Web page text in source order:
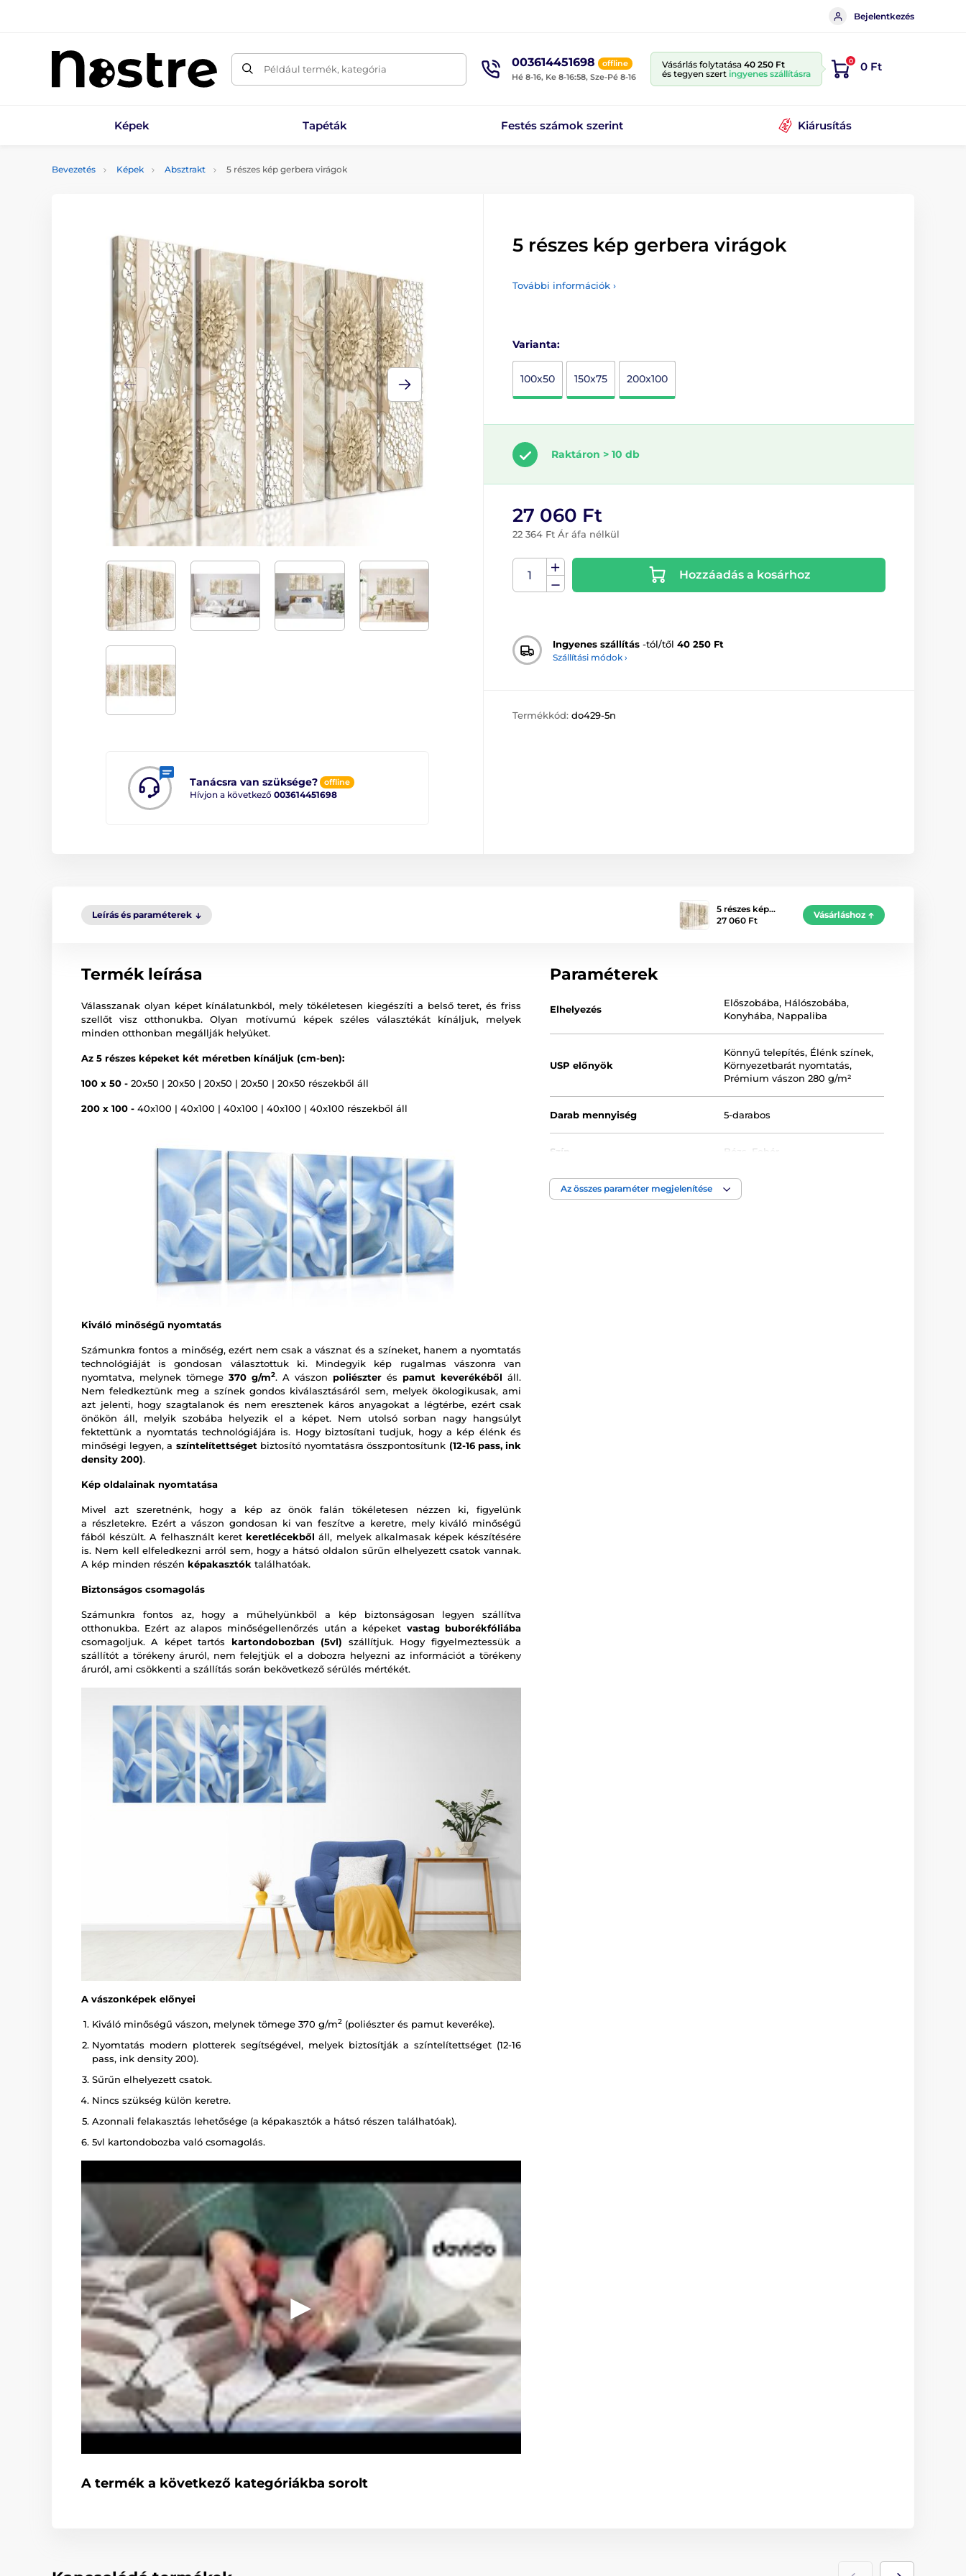
Bejelentkezés
Például termék, kategória 003614451698
offline
Hé 8-16, Ke 8-16:58, Sze-Pé 8-16
Vásárlás folytatása 40 250 Ft
és tegyen szert ingyenes szállításra
0 0 Ft
Képek Tapéták Festés számok szerint Kiárusítás
Bevezetés Képek Absztrakt 5 részes kép gerbera virágok
Tanácsra van szüksége? offline
Hívjon a következő 003614451698
5 részes kép gerbera virágok
További információk ›
Varianta:
100x50 150x75 200x100
Raktáron > 10 db
27 060 Ft
22 364 Ft Ár áfa nélkül
Hozzáadás a kosárhoz
Ingyenes szállítás -tól/től 40 250 Ft
Szállítási módok ›
Termékkód: do429-5n
Leírás és paraméterek
5 részes kép…
27 060 Ft
Vásárláshoz
Termék leírása
Válasszanak olyan képet kínálatunkból, mely tökéletesen kiegészíti a belső teret, és friss
szellőt visz otthonukba. Olyan motívumú képek széles választékát kínáljuk, melyek
minden otthonban megállják helyüket.
Az 5 részes képeket két méretben kínáljuk (cm-ben):
100 x 50 - 20x50 | 20x50 | 20x50 | 20x50 | 20x50 részekből áll
200 x 100 - 40x100 | 40x100 | 40x100 | 40x100 | 40x100 részekből áll
Kiváló minőségű nyomtatás
Számunkra fontos a minőség, ezért nem csak a vásznat és a színeket, hanem a nyomtatás
technológiáját is gondosan választottuk ki. Mindegyik kép rugalmas vászonra van
nyomtatva, melynek tömege370 g/m2. A vászon poliészter és pamut keverékéből áll.
Nem feledkeztünk meg a színek gondos kiválasztásáról sem, melyek ökologikusak, ami
azt jelenti, hogy szagtalanok és nem eresztenek káros anyagokat a légtérbe, ezért csak
önökön áll, melyik szobába helyezik el a képet. Nem utolsó sorban nagy hangsúlyt
fektettünk a nyomtatás technológiájára is. Hogy biztosítani tudjuk, hogy a kép élénk és
minőségi legyen, a színtelítettséget biztosító nyomtatásra összpontosítunk (12-16 pass, ink
density 200).
Kép oldalainak nyomtatása
Mivel azt szeretnénk, hogy a kép az önök falán tökéletesen nézzen ki, figyelünk
a részletekre. Ezért a vászon gondosan ki van feszítve a keretre, mely kiváló minőségű
fából készült. A felhasznált keret keretlécekből áll, melyek alkalmasak képek készítésére
is. Nem kell elfeledkezni arról sem, hogy a hátsó oldalon sűrűn elhelyezett csatok vannak.
A kép minden részén képakasztók találhatóak.
Biztonságos csomagolás
Számunkra fontos az, hogy a műhelyünkből a kép biztonságosan legyen szállítva
otthonukba. Ezért az alapos minőségellenőrzés után a képeket vastag buborékfóliába
csomagoljuk. A képet tartós kartondobozban (5vl) szállítjuk. Hogy figyelmeztessük a
szállítót a törékeny áruról, nem felejtjük el a dobozra helyezni az információt a törékeny
áruról, ami csökkenti a szállítás során bekövetkező sérülés mértékét.
A vászonképek előnyei
Kiváló minőségű vászon, melynek tömege 370 g/m2 (poliészter és pamut keveréke).
Nyomtatás modern plotterek segítségével, melyek biztosítják a színtelítettséget (12-16
pass, ink density 200).
Sűrűn elhelyezett csatok.
Nincs szükség külön keretre.
Azonnali felakasztás lehetősége (a képakasztók a hátsó részen találhatóak).
5vl kartondobozba való csomagolás.
A termék a következő kategóriákba sorolt
Paraméterek
Elhelyezés
Előszobába, Hálószobába,
Konyhába, Nappaliba
USP előnyök
Könnyű telepítés, Élénk színek,
Környezetbarát nyomtatás,
Prémium vászon 280 g/m²
Darab mennyiség 5-darabos
Szín Bézs Fehér
Kép technológia
Egyenes
Nyomtatott
Az összes paraméter megjelenítése